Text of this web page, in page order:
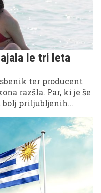
le tri leta
ter producent
razšla. Par, ki je še
bolj priljubljenih
ločeni poti.